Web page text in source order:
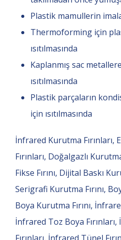
Plastik mamullerin
Thermoforming için
ısıtılmasında
Kaplanmış sac
ısıtılmasında
Plastik parçaların
için ısıtılmasında
İnfrared Kurutma
Fırınları, Doğalgazlı
Fikse Fırını, Dijital Baskı
Serigrafi Kurutma Fırını,
Boya Kurutma Fırını,
İnfrared Toz Boya